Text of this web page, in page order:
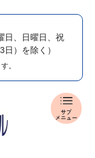
入
札
日、日曜日、祝
）を除く）
。